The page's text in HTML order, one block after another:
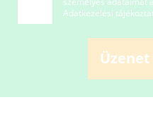
Adatkezelési